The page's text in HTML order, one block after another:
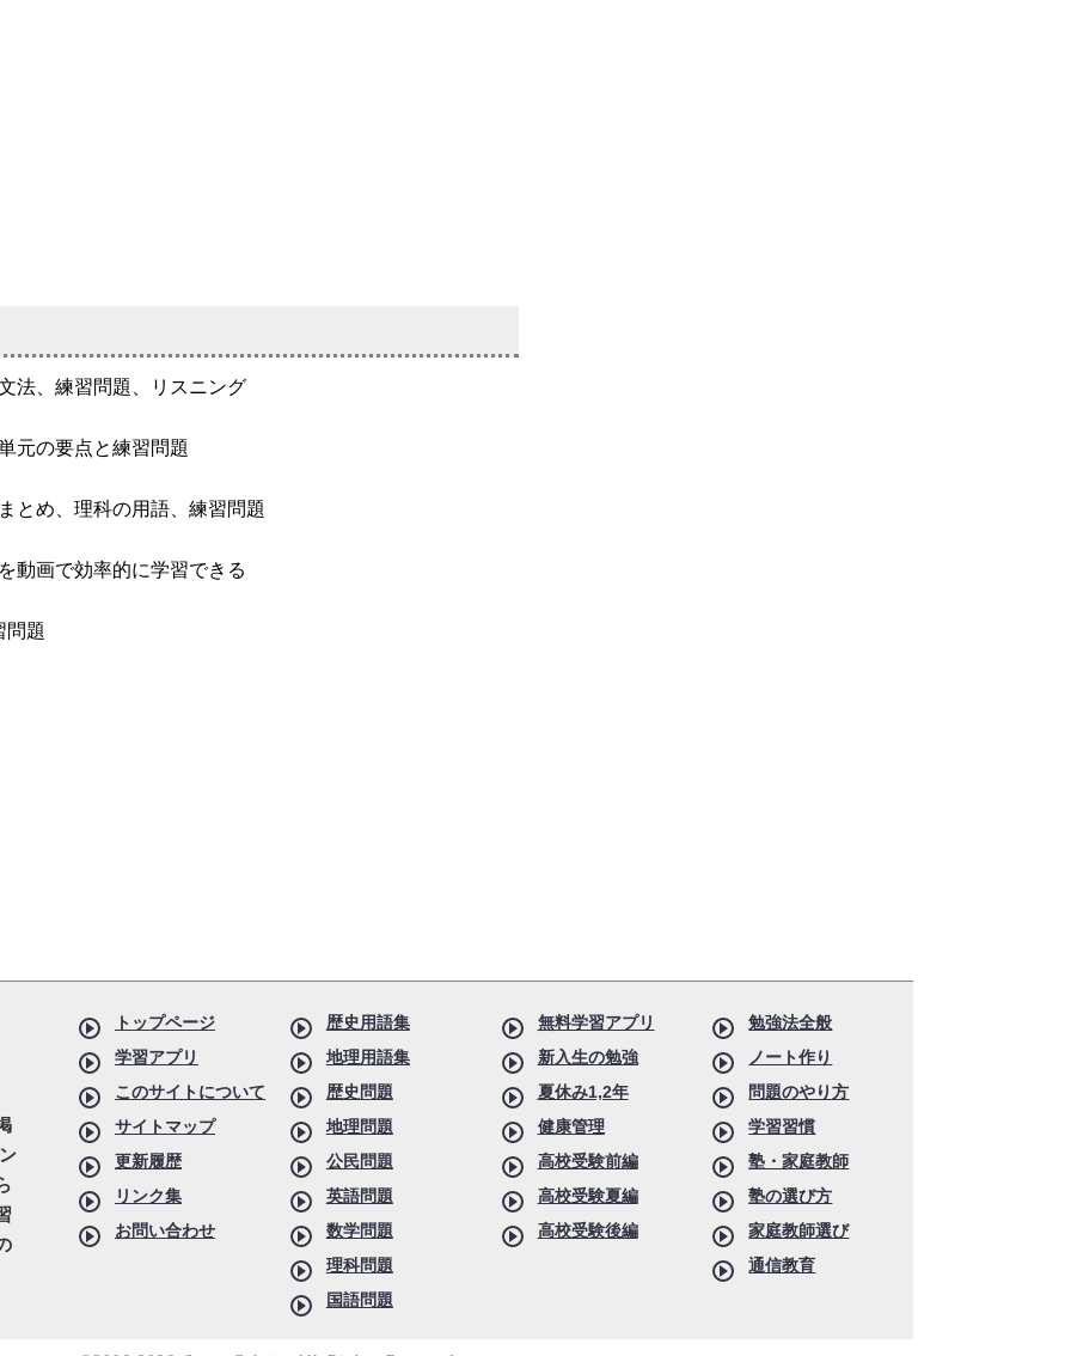
法、練習問題、リスニング
元の要点と練習問題
とめ、理科の用語、練習問題
動画で効率的に学習できる
問題
トップページ
学習アプリ
このサイトについて
サイトマップ
更新履歴
リンク集
お問い合わせ
歴史用語集
地理用語集
歴史問題
地理問題
公民問題
英語問題
数学問題
理科問題
国語問題
無料学習アプリ
新入生の勉強
夏休み1,2年
健康管理
高校受験前編
高校受験夏編
高校受験後編
勉強法全般
ノート作り
問題のやり方
学習習慣
塾・家庭教師
塾の選び方
家庭教師選び
通信教育